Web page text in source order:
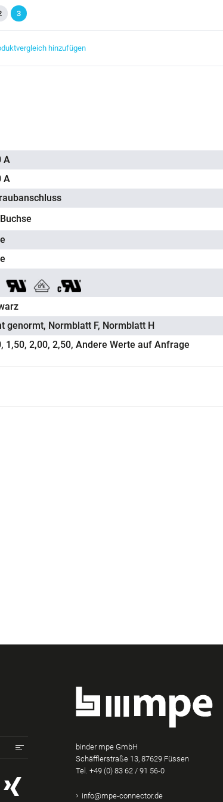
3
hinzufügen
A
A
Buchse
genormt, Normblatt F, Normblatt H
1,50, 2,00, 2,50, Andere Werte auf Anfrage
Xing
binder mpe GmbH
Schäfflerstraße 13, 87629 Füssen
Tel.+49 (0) 83 62 / 91 56-0
info@mpe-connector.de